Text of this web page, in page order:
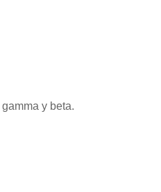
y beta.